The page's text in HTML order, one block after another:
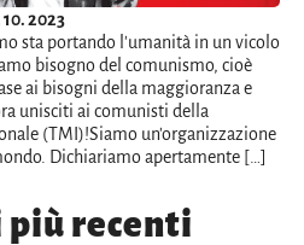
2023
sta portando l'umanità in un vicolo
bisogno del comunismo, cioè
ai bisogni della maggioranza e
unisciti ai comunisti della
(TMI)!Siamo un'organizzazione
Dichiariamo apertamente […]
recenti